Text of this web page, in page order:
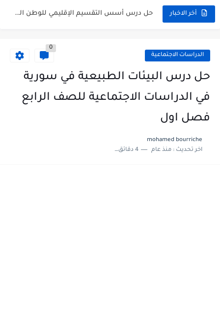
أخر الاخبار
الدراسات الاجتماعية
0
حل درس البيئات الطبيعية في سورية
في الدراسات الاجتماعية للصف الرابع
فصل اول
mohamed bourriche
اخر تحديث :منذ عام 4 دقائق للقراءة